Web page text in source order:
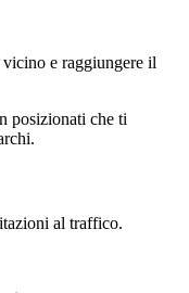
e raggiungere il
posizionati che ti
al traffico.